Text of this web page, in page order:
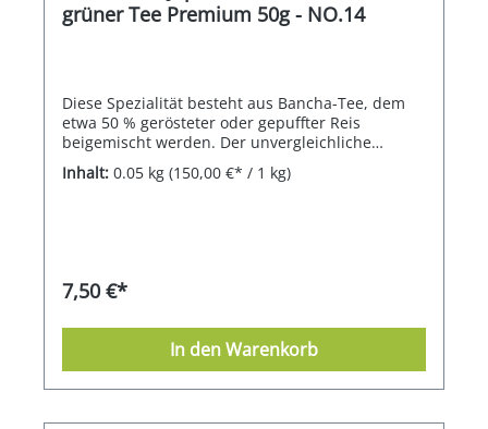
grüner Tee Premium 50g - NO.14
Diese Spezialität besteht aus Bancha-Tee, dem
etwa 50 % gerösteter oder gepuffter Reis
beigemischt werden. Der unvergleichliche
Geschmack wird geprägt von der Sanftheit des
Bancha-Tees und einer angenehmen, leicht
Erfahrungen sammeln, nicht zuletzt dann, wenn
sie aus dem aromatisierten Bereich wechseln.
Inhalt: 0.05 kg (150,00 €* / 1 kg)
7,50 €*
In den Warenkorb